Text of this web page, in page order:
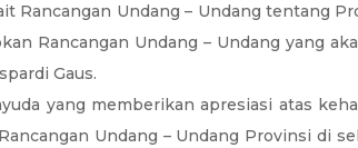
Rancangan Undang – Undang tentang
Rancangan Undang – Undang yang
Gaus.
yang memberikan apresiasi atas
Undang – Undang Provinsi di